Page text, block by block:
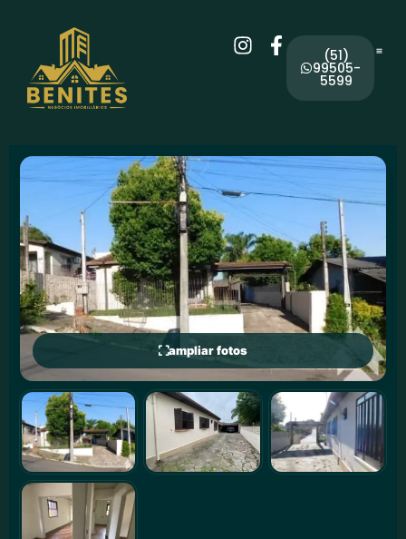
(51)
99505-
5599
ampliar fotos